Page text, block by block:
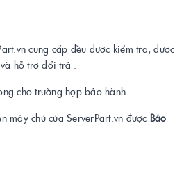
cung cấp đều được kiểm tra, được
hỗ trợ đổi trả .
cho trường hợp bảo hành.
máy chủ của ServerPart.vn được Bảo